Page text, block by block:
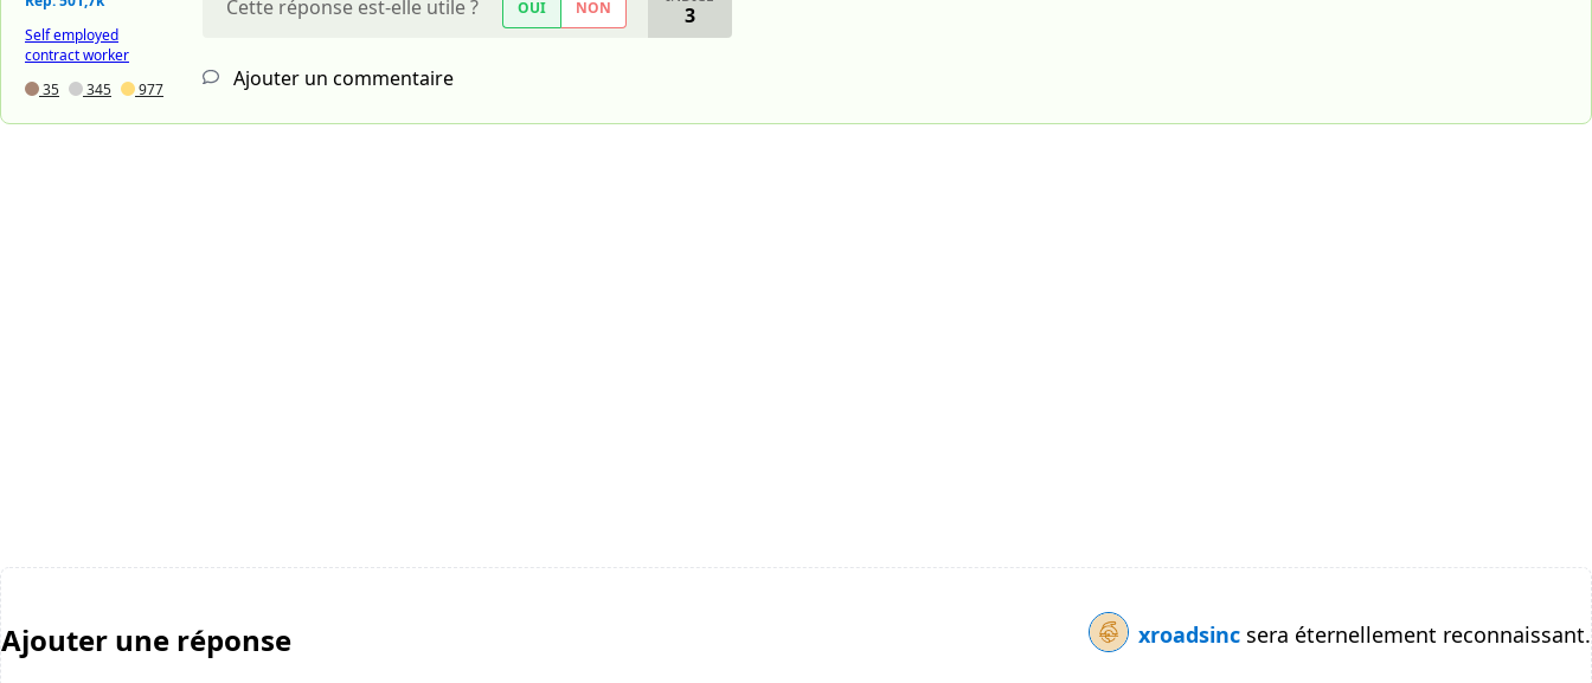
Self employed
contract worker
35
345 977
Cette réponse est-elle utile ? OUI NON 3
Ajouter un commentaire
Ajouter une réponse xroadsinc sera éternellement reconnaissant.